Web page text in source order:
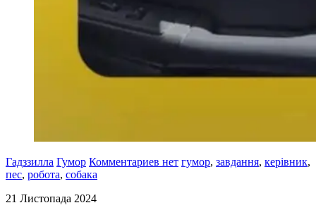
Гадззилла Гумор Комментариев нет гумор, завдання, керівник,
пес, робота, собака
21 Листопада 2024